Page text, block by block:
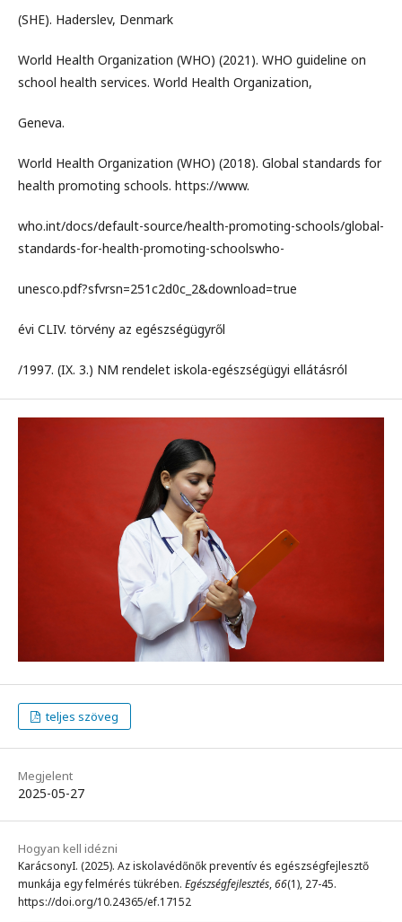
(SHE). Haderslev, Denmark
World Health Organization (WHO) (2021). WHO guideline on
school health services. World Health Organization,
Geneva.
World Health Organization (WHO) (2018). Global standards for
health promoting schools. https://www.
who.int/docs/default-source/health-promoting-schools/global-
standards-for-health-promoting-schoolswho-
unesco.pdf?sfvrsn=251c2d0c_2&download=true
évi CLIV. törvény az egészségügyről
/1997. (IX. 3.) NM rendelet iskola-egészségügyi ellátásról
teljes szöveg
Megjelent
2025-05-27
Hogyan kell idézni
KarácsonyI. (2025). Az iskolavédőnők preventív és egészségfejlesztő
munkája egy felmérés tükrében. Egészségfejlesztés,66(1), 27-45.
https://doi.org/10.24365/ef.17152